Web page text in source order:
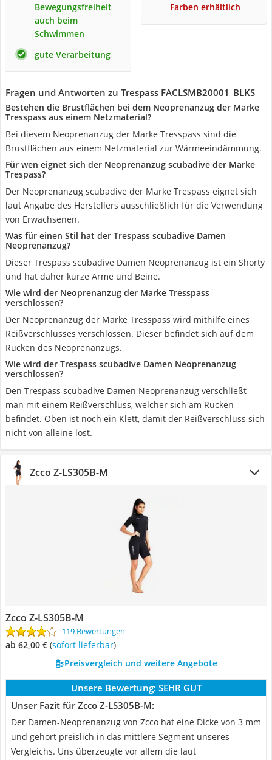
Bewegungsfreiheit
auch beim
Schwimmen
gute Verarbeitung
Farben erhältlich
Fragen und Antworten zu Trespass FACLSMB20001_BLKS
Bestehen die Brustflächen bei dem Neoprenanzug der Marke
Tresspass aus einem Netzmaterial?
Bei diesem Neoprenanzug der Marke Tresspass sind die
Brustflächen aus einem Netzmaterial zur Wärmeeindämmung.
Für wen eignet sich der Neoprenanzug scubadive der Marke
Trespass?
Der Neoprenanzug scubadive der Marke Trespass eignet sich
laut Angabe des Herstellers ausschließlich für die Verwendung
von Erwachsenen.
Was für einen Stil hat der Trespass scubadive Damen
Neoprenanzug?
Dieser Trespass scubadive Damen Neoprenanzug ist ein Shorty
und hat daher kurze Arme und Beine.
Wie wird der Neoprenanzug der Marke Tresspass
verschlossen?
Der Neoprenanzug der Marke Tresspass wird mithilfe eines
Reißverschlusses verschlossen. Dieser befindet sich auf dem
Rücken des Neoprenanzugs.
Wie wird der Trespass scubadive Damen Neoprenanzug
verschlossen?
Den Trespass scubadive Damen Neoprenanzug verschließt
man mit einem Reißverschluss, welcher sich am Rücken
befindet. Oben ist noch ein Klett, damit der Reißverschluss sich
nicht von alleine löst.
Zcco Z-LS305B-M
Zcco Z-LS305B-M
119 Bewertungen
ab 62,00 € ( Sofort lieferbar)
Preisvergleich und weitere Angebote
Unsere Bewertung: SEHR GUT
Unser Fazit für Zcco Z-LS305B-M:
Der Damen-Neoprenanzug von Zcco hat eine Dicke von 3 mm
und gehört preislich in das mittlere Segment unseres
Vergleichs. Uns überzeugte vor allem die laut